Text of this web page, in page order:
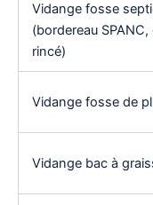
Vidange fosse
(bordereau
rincé)
Vidange fosse de
Vidange bac à